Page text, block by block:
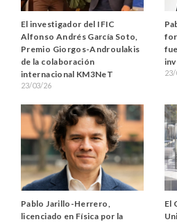
El investigador del IFIC
Alfonso Andrés García Soto,
Premio Giorgos-Androulakis
de la colaboración
internacional KM3NeT
23/03/26
Pablo Jarillo-Herrero,
licenciado en Física por la
El